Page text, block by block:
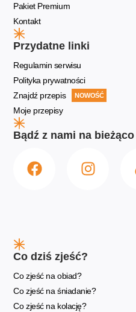
Pakiet Premium
Kontakt
Przydatne linki
Regulamin serwisu
Polityka prywatności
Znajdź przepis
NOWOŚĆ
Moje przepisy
Bądź z nami na bieżąco
Co dziś zjeść?
Co zjeść na obiad?
Co zjeść na śniadanie?
Co zjeść na kolację?